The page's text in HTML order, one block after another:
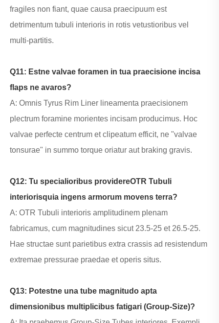
fragiles non fiant, quae causa praecipuum est
detrimentum tubuli interioris in rotis vetustioribus vel
multi-partitis.
Q11: Estne valvae foramen in tua praecisione incisa
flaps ne avaros?
A: Omnis Tyrus Rim Liner lineamenta praecisionem
plectrum foramine morientes incisam producimus. Hoc
valvae perfecte centrum et clipeatum efficit, ne "valvae
tonsurae" in summo torque oriatur aut braking gravis.
Q12: Tu specialioribus providereOTR Tubuli
interiorisquia ingens armorum movens terra?
A: OTR Tubuli interioris amplitudinem plenam
fabricamus, cum magnitudines sicut 23.5-25 et 26.5-25.
Hae structae sunt parietibus extra crassis ad resistendum
extremae pressurae praedae et operis situs.
Q13: Potestne una tube magnitudo apta
dimensionibus multiplicibus fatigari (Group-Size)?